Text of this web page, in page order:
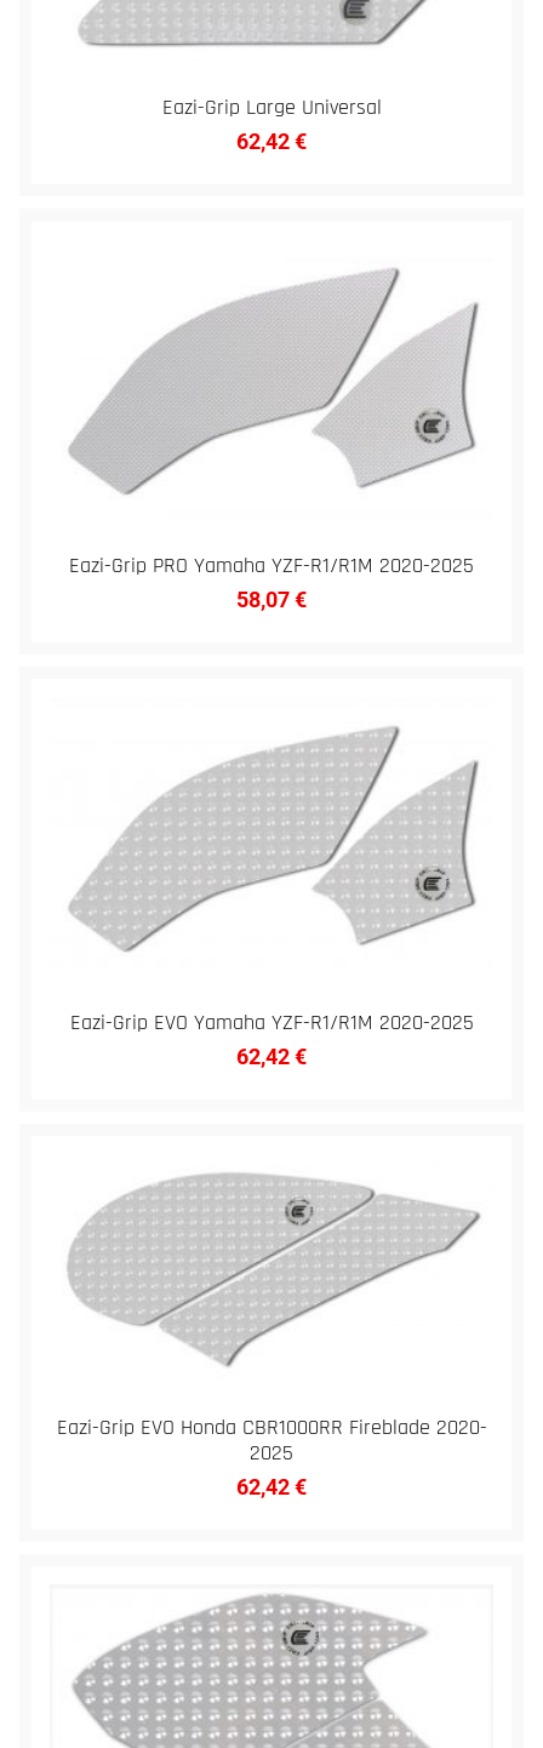
Eazi-Grip Large Universal
62,42€
Eazi-Grip PRO Yamaha YZF-R1/R1M 2020-2025
58,07€
Eazi-Grip EVO Yamaha YZF-R1/R1M 2020-2025
62,42€
Eazi-Grip EVO Honda CBR1000RR Fireblade 2020-
2025
62,42€